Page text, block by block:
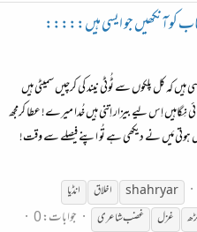
کو آنکھیں جو ایسی ہیں:::::
کہ کل پلکوں سے ٹُوٹی نیند کی کرچیں سمیٹی ہیں
نِگاہیں اِس لیے بیزار اِتنی ہیں خُدا میرے! عطا کرمجھ
ہوتی مَیں نے دیکھی ہے تُو اپنے فیصلے سے وقت!
shahryar اخلاق
انڈیا
غزل غضب شاعری
جوابات: 0